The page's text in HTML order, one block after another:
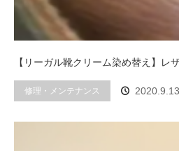
【リーガル靴クリーム染め替え】
修理・メンテナンス 2020.9.13